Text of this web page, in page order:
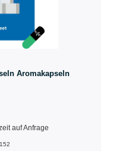
Aromakapseln
auf Anfrage